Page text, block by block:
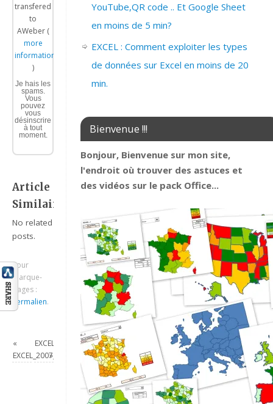
transfered
to
AWeber (
more
information
)
Je hais les
spams.
Vous
pouvez
vous
désinscrire
à tout
moment.
Article
Similaire:
No related
posts.
Pour
marque-
pages :
Permalien.
«
EXCEL_2007_RECHERCHE_FACILE
»
YouTube,QR code .. Et Google Sheet
en moins de 5 min?
EXCEL : Comment exploiter les types
de données sur Excel en moins de 20
min.
Bienvenue !!!
Bonjour, Bienvenue sur mon site,
l'endroit où trouver des astuces et
des vidéos sur le pack Office...